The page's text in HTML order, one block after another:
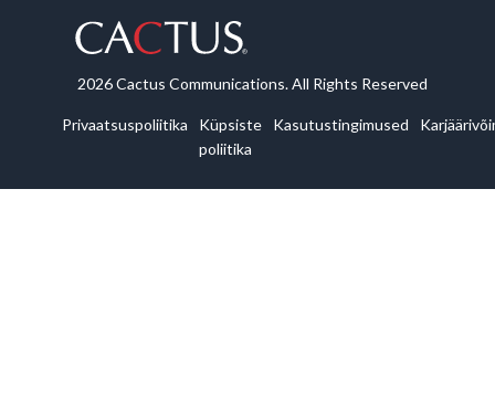
2026 Cactus Communications. All Rights Reserved
Privaatsuspoliitika
Küpsiste
poliitika
Kasutustingimused